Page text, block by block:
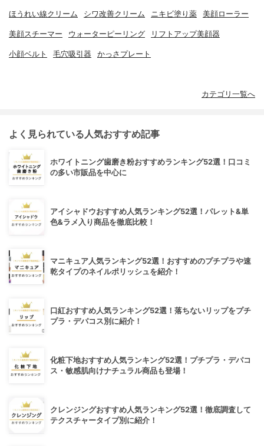
ほうれい線クリーム シワ改善クリーム ニキビ塗り薬 美顔ローラー
美顔スチーマー ウォーターピーリング リフトアップ美顔器
小顔ベルト 毛穴吸引器 かっさプレート
カテゴリ一覧へ
よく見られている人気おすすめ記事
ホワイトニング歯磨き粉おすすめランキング52選！口コミ
の多い市販品を中心に
アイシャドウおすすめ人気ランキング52選！パレット&単
色&ラメ入り商品を徹底比較！
マニキュア人気ランキング52選！おすすめのプチプラや速
乾タイプのネイルポリッシュを紹介！
口紅おすすめ人気ランキング52選！落ちないリップをプチ
プラ・デパコス別に紹介！
化粧下地おすすめ人気ランキング52選！プチプラ・デパコ
ス・敏感肌向けナチュラル商品も登場！
クレンジングおすすめ人気ランキング52選！徹底調査して
テクスチャータイプ別に紹介！